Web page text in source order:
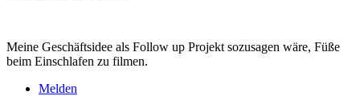
Meine Geschäftsidee als Follow up Projekt sozusagen wäre, Füße
beim Einschlafen zu filmen.
Melden